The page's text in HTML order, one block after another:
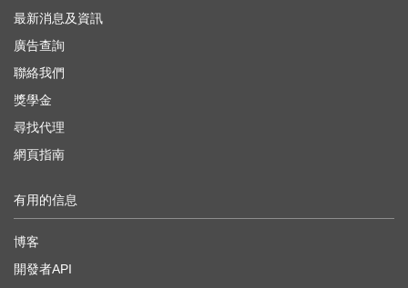
最新消息及資訊
廣告查詢
聯絡我們
獎學金
尋找代理
網頁指南
有用的信息
博客
開發者API